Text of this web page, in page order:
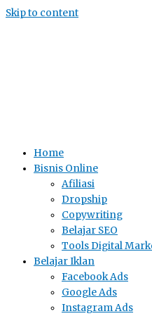
Skip to content
Home
Bisnis Online
Afiliasi
Dropship
Copywriting
Belajar SEO
Tools Digital
Belajar Iklan
Facebook Ads
Google Ads
Instagram Ads